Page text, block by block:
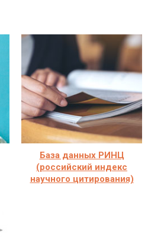
База данных РИНЦ
(российский индекс
научного цитирования)